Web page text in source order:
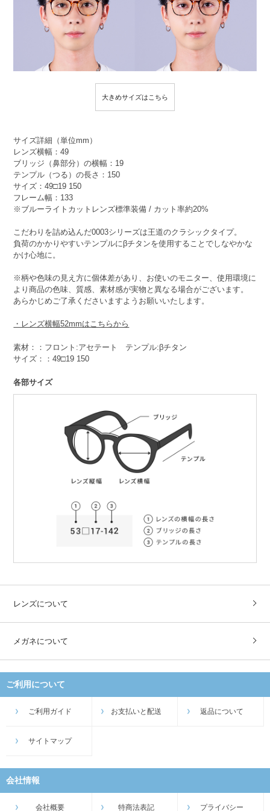
大きめサイズはこちら
サイズ詳細（単位mm）
レンズ横幅：49
ブリッジ（鼻部分）の横幅：19
テンプル（つる）の長さ：150
サイズ：49□19 150
フレーム幅：133
※ブルーライトカットレンズ標準装備 / カット率約20%
こだわりを詰め込んだ0003シリーズは王道のクラシックタイプ。
負荷のかかりやすいテンプルにβチタンを使用することでしなやかな
かけ心地に。
※柄や色味の見え方に個体差があり、お使いのモニター、使用環境に
より商品の色味、質感、素材感が実物と異なる場合がございます。
あらかじめご了承くださいますようお願いいたします。
・レンズ横幅52mmはこちらから
素材：：フロント:アセテート テンプル:βチタン
サイズ：：49□19 150
各部サイズ
レンズについて
メガネについて
ご利用について
ご利用ガイド お支払いと配送 返品について
サイトマップ
会社情報
会社概要 特商法表記 プライバシー